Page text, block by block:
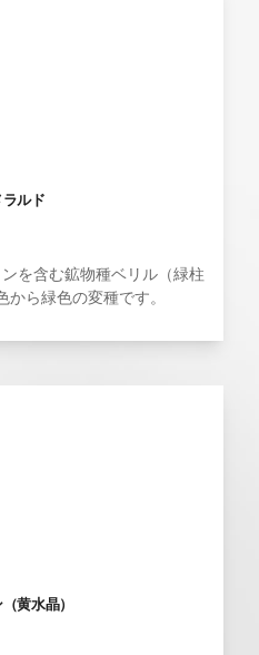
ルド
を含む鉱物種ベリル（緑柱
ら緑色の変種です。
黄水晶）